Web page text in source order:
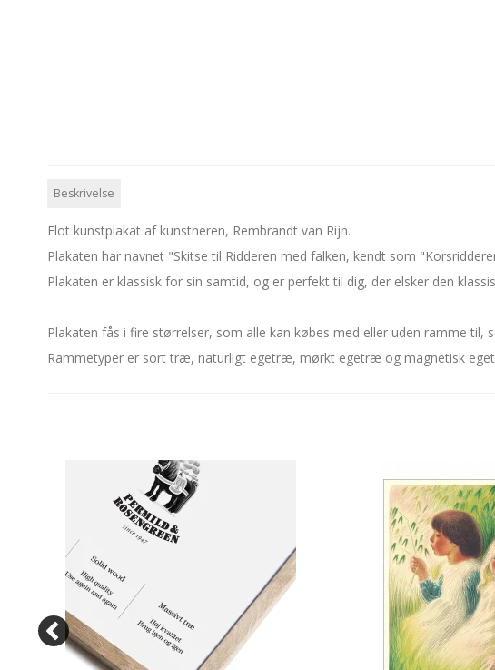
Beskrivelse
Flot kunstplakat af kunstneren, Rembrandt van Rijn.
Plakaten har navnet "Skitse til Ridderen med falken, kendt som
Plakaten er klassisk for sin samtid, og er perfekt til dig, der elsker den
Plakaten fås i fire størrelser, som alle kan købes med eller uden ramme til,
Rammetyper er sort træ, naturligt egetræ, mørkt egetræ og magnetisk